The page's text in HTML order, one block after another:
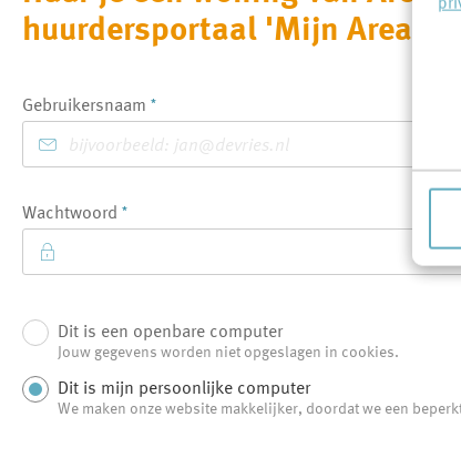
huurdersportaal 'Mijn Area'.
Gebruikersnaam *
Wachtwoord *
LoginDit is een openbare computer
Jouw gegevens worden niet opgeslagen in cookies.
Dit is mijn persoonlijke computer
We maken onze website makkelijker, doordat we een